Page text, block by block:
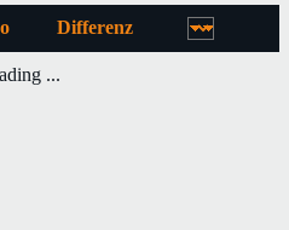
Differenz
...